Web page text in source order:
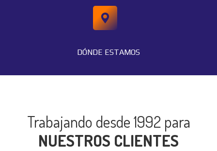
DÓNDE ESTAMOS
Trabajando desde 1992 para
NUESTROS CLIENTES